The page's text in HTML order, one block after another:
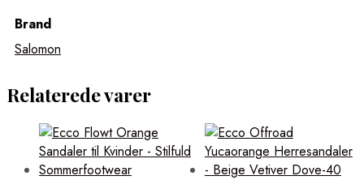
Brand
Salomon
Relaterede varer